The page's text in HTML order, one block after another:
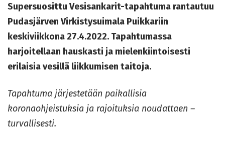
Supersuosittu Vesisankarit-tapahtuma rantautuu
Pudasjärven Virkistysuimala Puikkariin
keskiviikkona 27.4.2022. Tapahtumassa
harjoitellaan hauskasti ja mielenkiintoisesti
erilaisia vesillä liikkumisen taitoja.
Tapahtuma järjestetään paikallisia
koronaohjeistuksia ja rajoituksia noudattaen –
turvallisesti.